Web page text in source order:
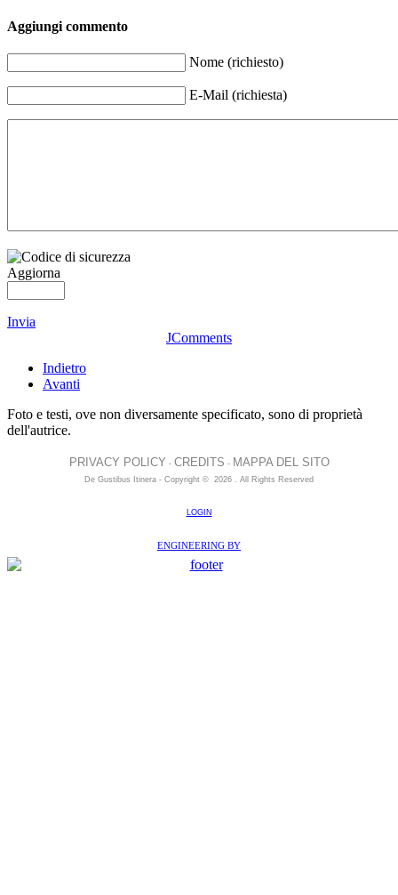
Aggiungi commento
Nome (richiesto)
E-Mail (richiesta)
Aggiorna
Invia
JComments
Indietro
Avanti
Foto e testi, ove non diversamente specificato, sono di proprietà
dell'autrice.
PRIVACY POLICY - CREDITS - MAPPA DEL SITO
De Gustibus Itinera - Copyright © 2026 All Rights Reserved
LOGIN
ENGINEERING BY